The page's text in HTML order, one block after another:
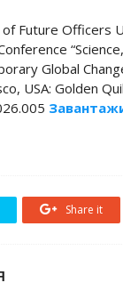
of Future
Global
USA: Golden
Share it